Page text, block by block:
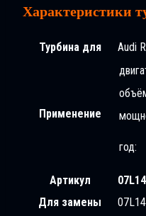
Характеристики
Турбина для Audi
Применение
год:
Артикул
Для замены